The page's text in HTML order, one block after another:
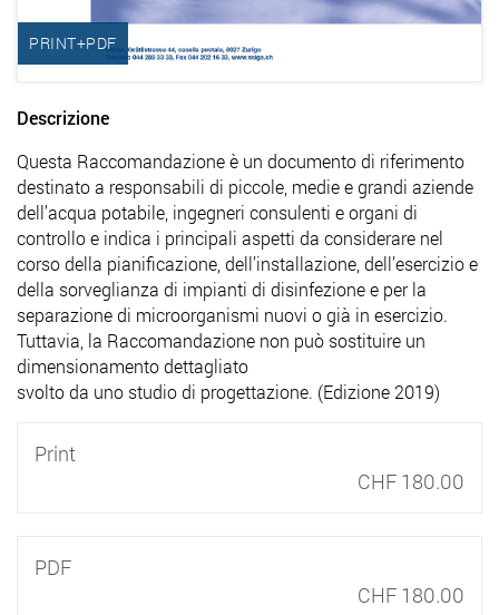
PRINT+PDF
Descrizione
Questa Raccomandazione è un documento di riferimento
destinato a responsabili di piccole, medie e grandi aziende
dell’acqua potabile, ingegneri consulenti e organi di
controllo e indica i principali aspetti da considerare nel
corso della pianificazione, dell’installazione, dell’esercizio e
della sorveglianza di impianti di disinfezione e per la
separazione di microorganismi nuovi o già in esercizio.
Tuttavia, la Raccomandazione non può sostituire un
dimensionamento dettagliato
svolto da uno studio di progettazione. (Edizione 2019)
Print
CHF 180.00
PDF
CHF 180.00